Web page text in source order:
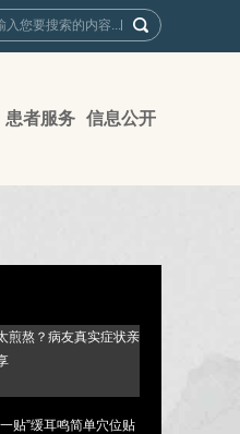
患者服务 信息公开
煎熬？病友真实症状亲
贴”缓耳鸣简单穴位贴